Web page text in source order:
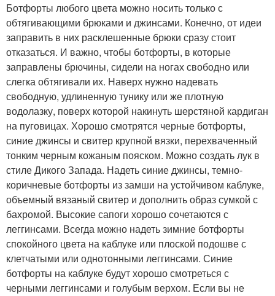
Ботфорты любого цвета можно носить только с
обтягивающими брюками и джинсами. Конечно, от идеи
заправить в них расклешенные брюки сразу стоит
отказаться. И важно, чтобы ботфорты, в которые
заправлены брючины, сидели на ногах свободно или
слегка обтягивали их. Наверх нужно надевать
свободную, удлиненную тунику или же плотную
водолазку, поверх которой накинуть шерстяной кардиган
на пуговицах. Хорошо смотрятся черные ботфорты,
синие джинсы и свитер крупной вязки, перехваченный
тонким черным кожаным пояском. Можно создать лук в
стиле Дикого Запада. Надеть синие джинсы, темно-
коричневые ботфорты из замши на устойчивом каблуке,
объемный вязаный свитер и дополнить образ сумкой с
бахромой. Высокие сапоги хорошо сочетаются с
леггинсами. Всегда можно надеть зимние ботфорты
спокойного цвета на каблуке или плоской подошве с
клетчатыми или однотонными леггинсами. Синие
ботфорты на каблуке будут хорошо смотреться с
черными леггинсами и голубым верхом. Если вы не